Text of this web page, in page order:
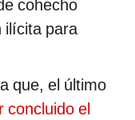
cohecho
ilícita para
que, el último
concluido el